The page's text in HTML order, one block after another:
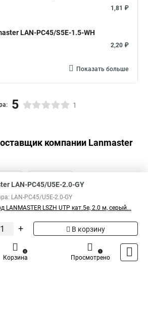
1,81 ₽
LAN-PC45/S5E-1.5-WH
2,20 ₽
Показать больше
5 1
компании Lanmaster
LAN-PC45/U5E-2.0-GY
LAN-PC45/U5E-2.0-GY
LANMASTER LSZH UTP кат.5e, 2.0 м, серый...
+ В корзину
Корзина
0
Просмотрено
1